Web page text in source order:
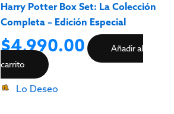
Harry Potter Box Set: La Colección
Completa – Edición Especial
$4,990.00
Añadir al
carrito
Lo Deseo